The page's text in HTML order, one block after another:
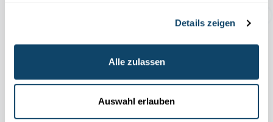
Details zeigen
Alle zulassen
Auswahl erlauben